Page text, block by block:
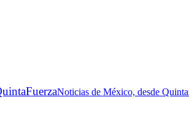
FuerzaNoticias de México, desde